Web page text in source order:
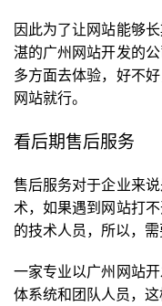
因此为了让网站能够
湛的广州网站开发的
多方面去体验，好不
网站就行。
看后期售后服务
售后服务对于企业来
术，如果遇到网站打
的技术人员，所以，
一家专业以广州网站
体系统和团队人员，这